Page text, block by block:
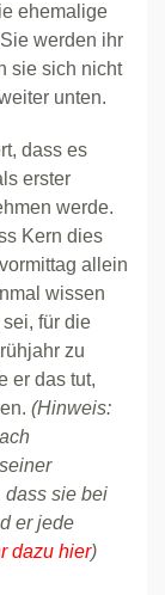
ehemalige
werden ihr
sie sich nicht
unten.
dass es
erster
werde.
Kern dies
allein
wissen
für die
zu
er das tut,
(Hinweis:
dass sie bei
er jede
dazu hier)